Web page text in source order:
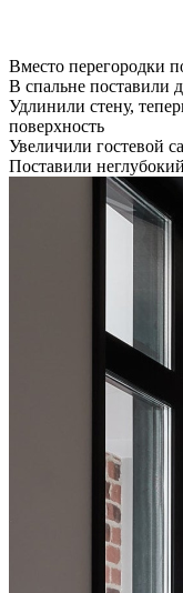
Вместо перегородки
В спальне поставили
Удлинили стену,
поверхность
Увеличили гостевой
Поставили